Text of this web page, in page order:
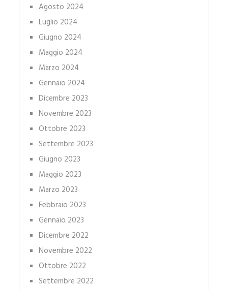
Agosto 2024
Luglio 2024
Giugno 2024
Maggio 2024
Marzo 2024
Gennaio 2024
Dicembre 2023
Novembre 2023
Ottobre 2023
Settembre 2023
Giugno 2023
Maggio 2023
Marzo 2023
Febbraio 2023
Gennaio 2023
Dicembre 2022
Novembre 2022
Ottobre 2022
Settembre 2022